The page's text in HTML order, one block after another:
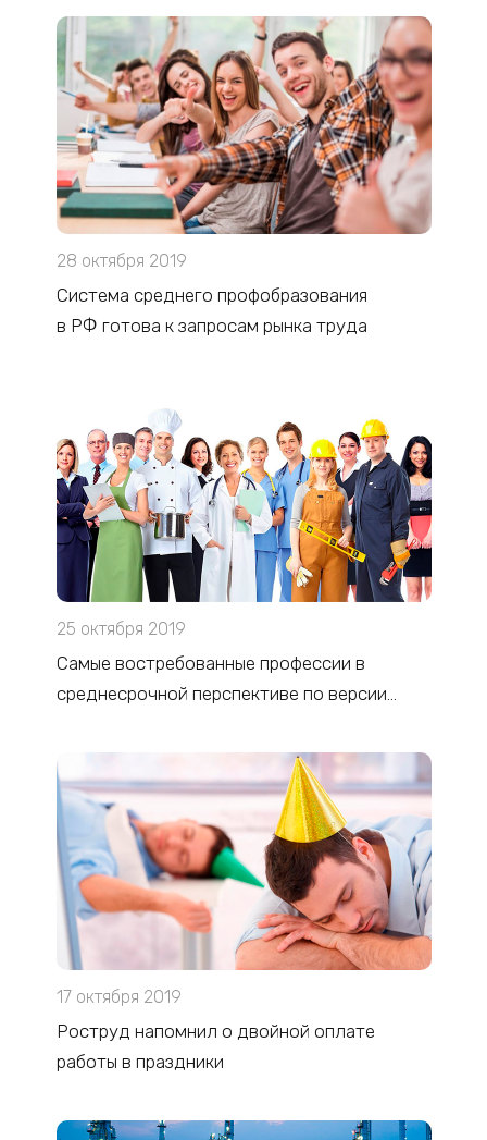
28 октября 2019
Cистема среднего профобразования
в РФ готова к запросам рынка труда
25 октября 2019
Самые востребованные профессии в
среднесрочной перспективе по версии
17 октября 2019
Роструд напомнил о двойной оплате
работы в праздники